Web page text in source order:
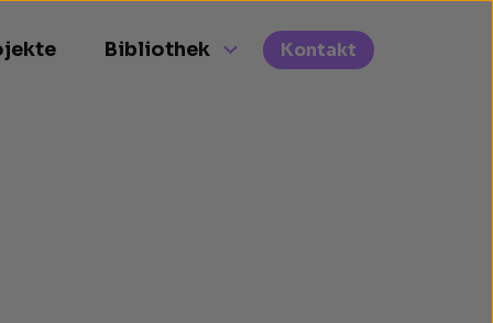
Bibliothek Kontakt